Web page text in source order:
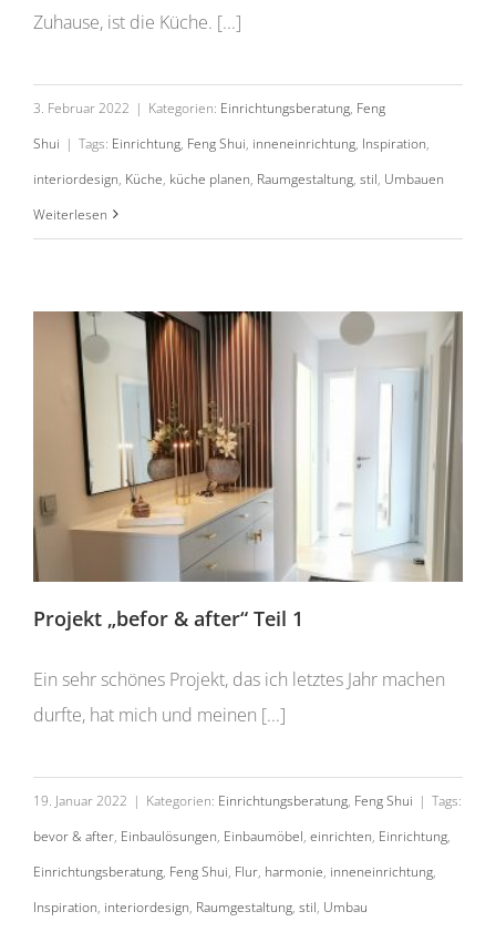
Zuhause, ist die Küche. [...]
3. Februar 2022 | Kategorien: Einrichtungsberatung, Feng
Shui | Tags: Einrichtung, Feng Shui, inneneinrichtung, Inspiration,
interiordesign, Küche, küche planen, Raumgestaltung, stil, Umbauen
Weiterlesen
Projekt „befor & after“ Teil 1
Ein sehr schönes Projekt, das ich letztes Jahr machen
durfte, hat mich und meinen [...]
19. Januar 2022 | Kategorien: Einrichtungsberatung, Feng Shui | Tags:
bevor & after, Einbaulösungen, Einbaumöbel, einrichten, Einrichtung,
Einrichtungsberatung, Feng Shui, Flur, harmonie, inneneinrichtung,
Inspiration, interiordesign, Raumgestaltung, stil, Umbau